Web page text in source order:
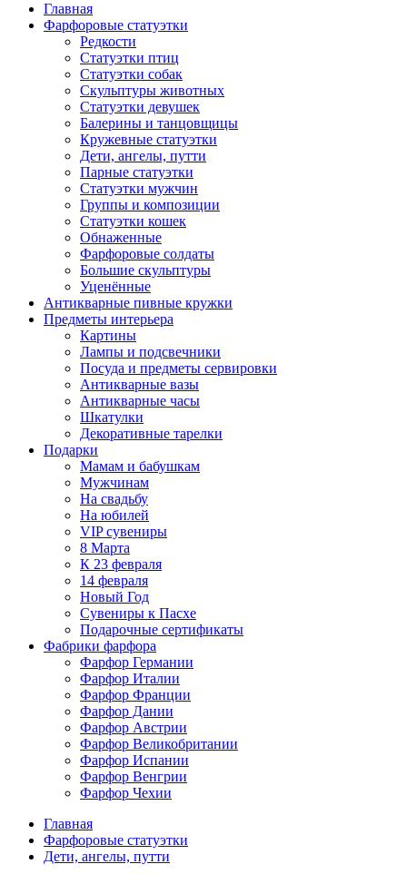
Главная
Фарфоровые статуэтки
Редкости
Cтатуэтки птиц
Cтатуэтки собак
Скульптуры животных
Статуэтки девушек
Балерины и танцовщицы
Кружевные статуэтки
Дети, ангелы, путти
Парные статуэтки
Статуэтки мужчин
Группы и композиции
Статуэтки кошек
Обнаженные
Фарфоровые солдаты
Большие скульптуры
Уценённые
Антикварные пивные кружки
Предметы интерьера
Картины
Лампы и подсвечники
Посуда и предметы сервировки
Антикварные вазы
Антикварные часы
Шкатулки
Декоративные тарелки
Подарки
Мамам и бабушкам
Мужчинам
На свадьбу
На юбилей
VIP сувениры
8 Марта
К 23 февраля
14 февраля
Новый Год
Сувениры к Пасхе
Подарочные сертификаты
Фабрики фарфора
Фарфор Германии
Фарфор Италии
Фарфор Франции
Фарфор Дании
Фарфор Австрии
Фарфор Великобритании
Фарфор Испании
Фарфор Венгрии
Фарфор Чехии
Главная
Фарфоровые статуэтки
Дети, ангелы, путти